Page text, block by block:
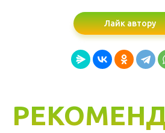
Лайк автору